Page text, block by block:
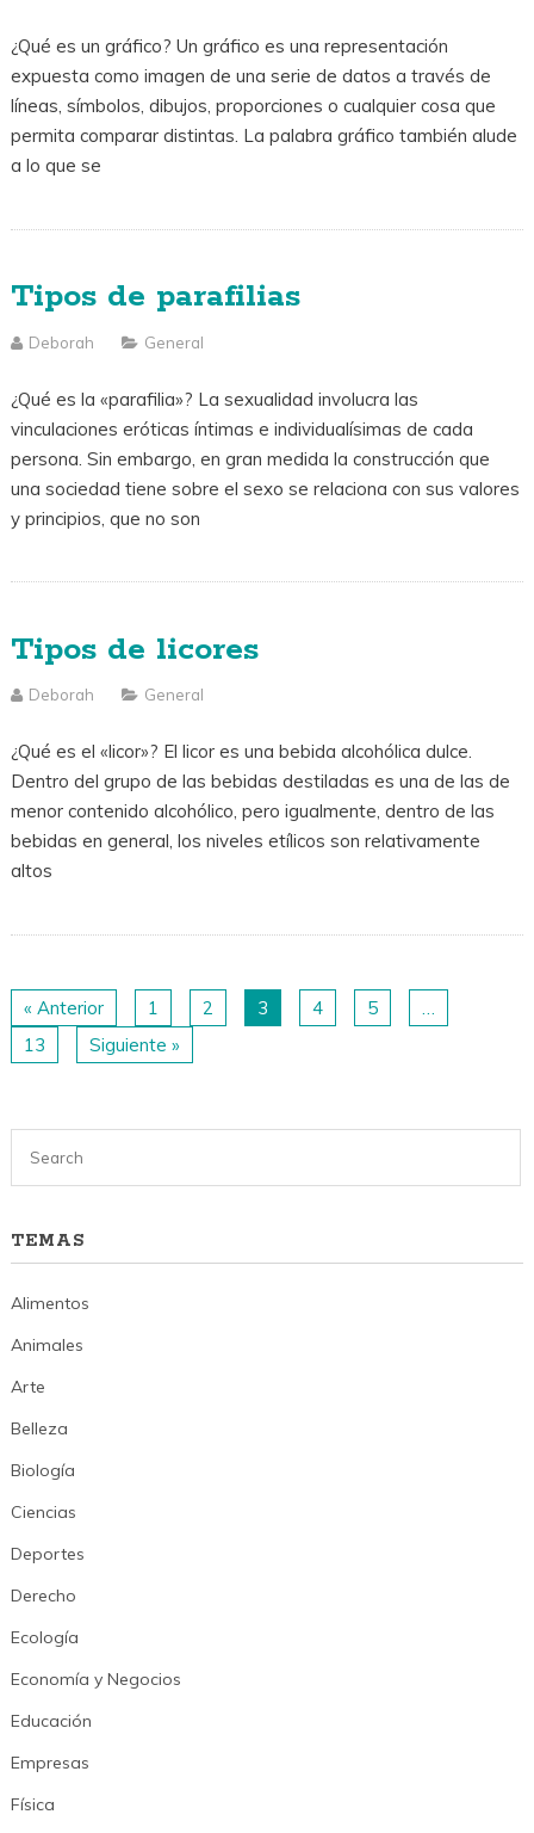
¿Qué es un gráfico? Un gráfico es una representación
expuesta como imagen de una serie de datos a través de
líneas, símbolos, dibujos, proporciones o cualquier cosa que
permita comparar distintas. La palabra gráfico también alude
a lo que se
Tipos de parafilias
Deborah General
¿Qué es la «parafilia»? La sexualidad involucra las
vinculaciones eróticas íntimas e individualísimas de cada
persona. Sin embargo, en gran medida la construcción que
una sociedad tiene sobre el sexo se relaciona con sus valores
y principios, que no son
Tipos de licores
Deborah General
¿Qué es el «licor»? El licor es una bebida alcohólica dulce.
Dentro del grupo de las bebidas destiladas es una de las de
menor contenido alcohólico, pero igualmente, dentro de las
bebidas en general, los niveles etílicos son relativamente
altos
« Anterior 1 2 3 4 5
13
Siguiente »
TEMAS
Alimentos
Animales
Arte
Belleza
Biología
Ciencias
Deportes
Derecho
Ecología
Economía y Negocios
Educación
Empresas
Física